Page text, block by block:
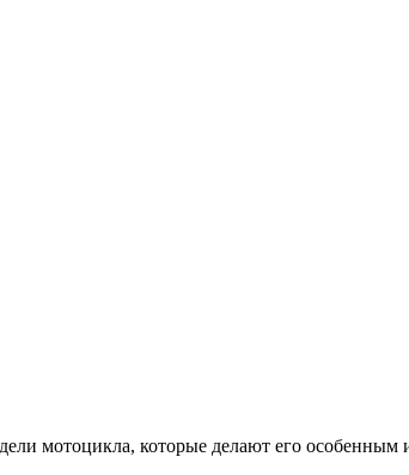
мотоцикла, которые делают его особенным